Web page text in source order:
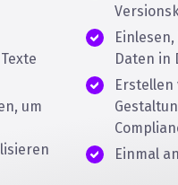
um
Daten in
Einmal